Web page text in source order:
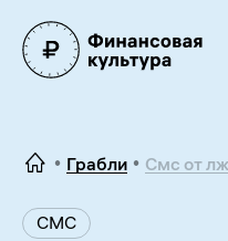
Грабли Смс от
СМС